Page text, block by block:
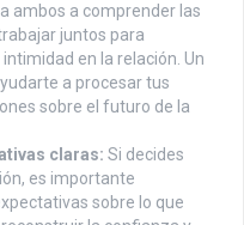
ambos a comprender las
juntos para
en la relación. Un
a procesar tus
sobre el futuro de la
claras: Si decides
es importante
sobre lo que